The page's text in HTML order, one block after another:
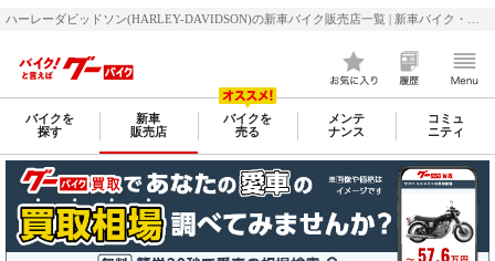
バイクを
探す
新車
販売店
バイクを
売る
メンテ
ナンス
コミュ
ニティ